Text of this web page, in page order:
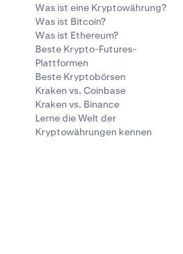
Was ist eine Kryptowährung?
Was ist Bitcoin?
Was ist Ethereum?
Beste Krypto-Futures-
Plattformen
Beste Kryptobörsen
Kraken vs. Coinbase
Kraken vs. Binance
Lerne die Welt der
Kryptowährungen kennen